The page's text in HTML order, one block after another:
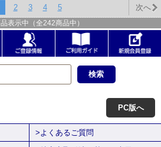
2 3 4 5 次へ
表示中（全242商品中）
PC版へ
>よくあるご質問